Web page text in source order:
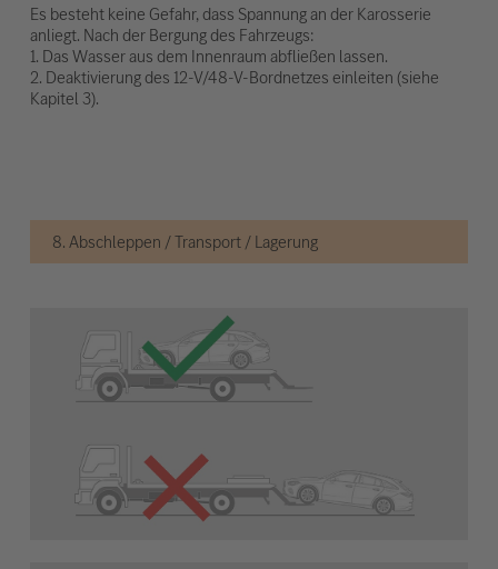
Es besteht keine Gefahr, dass Spannung an der Karosserie
anliegt. Nach der Bergung des Fahrzeugs:
1. Das Wasser aus dem Innenraum abfließen lassen.
2. Deaktivierung des 12-V/48-V-Bordnetzes einleiten (siehe
Kapitel 3).
8. Abschleppen / Transport / Lagerung